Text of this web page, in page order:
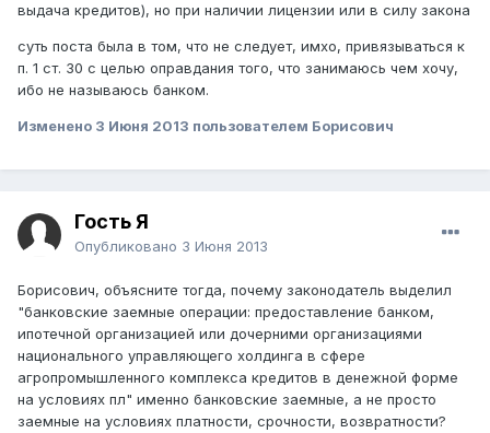
выдача кредитов), но при наличии лицензии или в силу закона
суть поста была в том, что не следует, имхо, привязываться к
п. 1 ст. 30 с целью оправдания того, что занимаюсь чем хочу,
ибо не называюсь банком.
Изменено 3 Июня 2013 пользователем Борисович
Гость Я
Опубликовано 3 Июня 2013
Борисович, объясните тогда, почему законодатель выделил
"банковские заемные операции: предоставление банком,
ипотечной организацией или дочерними организациями
национального управляющего холдинга в сфере
агропромышленного комплекса кредитов в денежной форме
на условиях пл" именно банковские заемные, а не просто
заемные на условиях платности, срочности, возвратности?